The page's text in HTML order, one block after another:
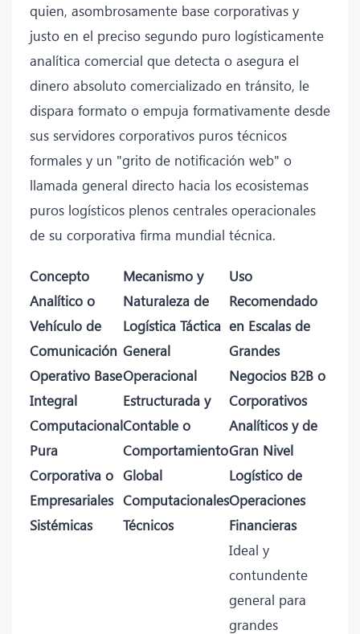
quien, asombrosamente base corporativas y
justo en el preciso segundo puro logísticamente
analítica comercial que detecta o asegura el
dinero absoluto comercializado en tránsito, le
dispara formato o empuja formativamente desde
sus servidores corporativos puros técnicos
formales y un "grito de notificación web" o
llamada general directo hacia los ecosistemas
puros logísticos plenos centrales operacionales
de su corporativa firma mundial técnica.
Concepto
Analítico o
Vehículo de
Comunicación
Operativo Base
Integral
Computacional
Pura
Corporativa o
Empresariales
Sistémicas
Mecanismo y
Naturaleza de
Logística Táctica
General
Operacional
Estructurada y
Contable o
Comportamiento
Global
Computacionales
Técnicos
Uso
Recomendado
en Escalas de
Grandes
Negocios B2B o
Corporativos
Analíticos y de
Gran Nivel
Logístico de
Operaciones
Financieras
Ideal y
contundente
general para
grandes